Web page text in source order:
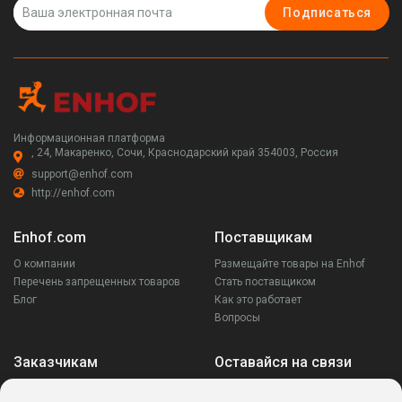
Подписаться
Информационная платформа
, 24, Макаренко, Сочи, Краснодарский край 354003, Россия
support@enhof.com
http://enhof.com
Enhof.com
О компании
Перечень запрещенных товаров
Блог
Поставщикам
Размещайте товары на Enhof
Стать поставщиком
Как это работает
Вопросы
Заказчикам Оставайся на связи